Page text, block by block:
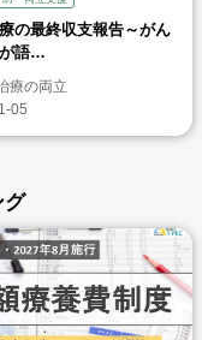
の最終収支報告～がん
語…
療の両立
05
グ